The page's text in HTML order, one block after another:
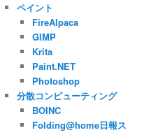
ペイント
FireAlpaca
GIMP
Krita
Paint.NET
Photoshop
分散コンピューティング
BOINC
Folding@home日報ス